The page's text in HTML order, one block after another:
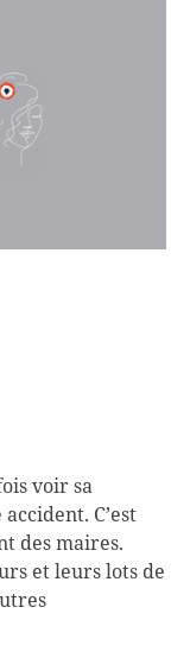
voir sa
C’est
des maires.
et leurs lots de